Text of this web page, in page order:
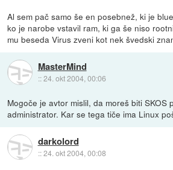
Al sem pač samo še en posebnež, ki je
ko je narobe vstavil ram, ki ga še niso
mu beseda Virus zveni kot nek švedski
MasterMind
::24. okt 2004, 00:06
Mogoče je avtor mislil, da moreš biti SKOS
administrator. Kar se tega tiče ima Linux
darkolord
::24. okt 2004, 00:08